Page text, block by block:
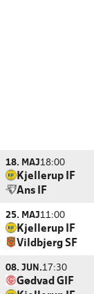
18. MAJ18:00
Kjellerup IF
Ans IF
25. MAJ11:00
Kjellerup IF
Vildbjerg SF
08. JUN.17:30
Gødvad GIF